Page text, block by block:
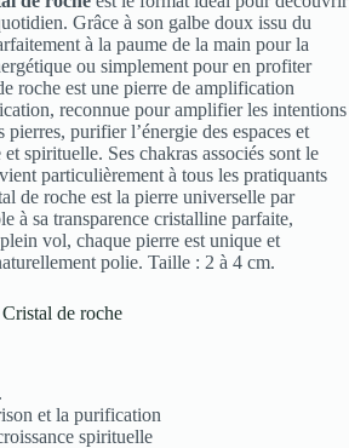
Grâce à son galbe doux issu du
à la paume de la main pour la
ou simplement pour en profiter
roche est une pierre de amplification
reconnue pour amplifier les intentions
pierres, purifier l’énergie des espaces et
spirituelle. Ses chakras associés sont le
particulièrement à tous les pratiquants
de roche est la pierre universelle par
à sa transparence cristalline parfaite,
vol, chaque pierre est unique et
polie. Taille : 2 à 4 cm.
de roche
et la purification
spirituelle